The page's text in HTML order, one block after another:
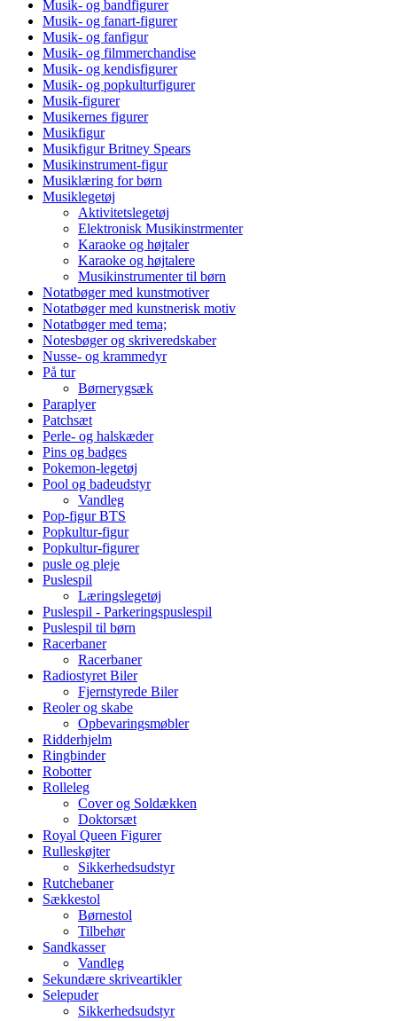
Musik- og bandfigurer
Musik- og fanart-figurer
Musik- og fanfigur
Musik- og filmmerchandise
Musik- og kendisfigurer
Musik- og popkulturfigurer
Musik-figurer
Musikernes figurer
Musikfigur
Musikfigur Britney Spears
Musikinstrument-figur
Musiklæring for børn
Musiklegetøj
Aktivitetslegetøj
Elektronisk Musikinstrmenter
Karaoke og højtaler
Karaoke og højtalere
Musikinstrumenter til børn
Notatbøger med kunstmotiver
Notatbøger med kunstnerisk motiv
Notatbøger med tema;
Notesbøger og skriveredskaber
Nusse- og krammedyr
På tur
Børnerygsæk
Paraplyer
Patchsæt
Perle- og halskæder
Pins og badges
Pokemon-legetøj
Pool og badeudstyr
Vandleg
Pop-figur BTS
Popkultur-figur
Popkultur-figurer
pusle og pleje
Puslespil
Læringslegetøj
Puslespil - Parkeringspuslespil
Puslespil til børn
Racerbaner
Racerbaner
Radiostyret Biler
Fjernstyrede Biler
Reoler og skabe
Opbevaringsmøbler
Ridderhjelm
Ringbinder
Robotter
Rolleleg
Cover og Soldækken
Doktorsæt
Royal Queen Figurer
Rulleskøjter
Sikkerhedsudstyr
Rutchebaner
Sækkestol
Børnestol
Tilbehør
Sandkasser
Vandleg
Sekundære skriveartikler
Selepuder
Sikkerhedsudstyr